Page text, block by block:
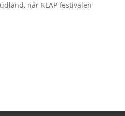
når KLAP-festivalen